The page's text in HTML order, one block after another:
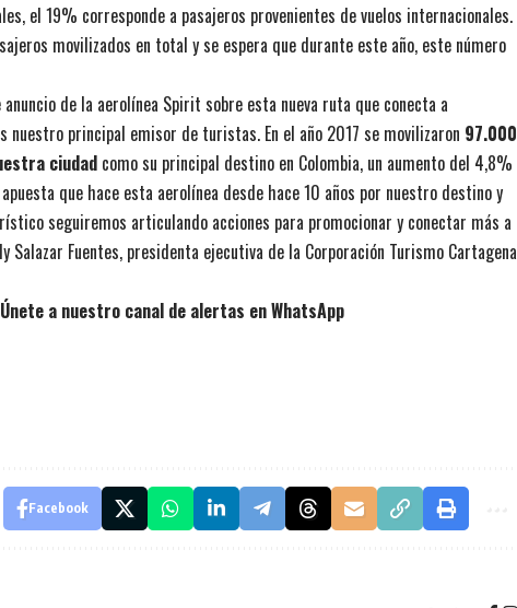
el 19% corresponde a pasajeros provenientes de vuelos internacionales.
movilizados en total y se espera que durante este año, este número
de la aerolínea Spirit sobre esta nueva ruta que conecta a
nuestro principal emisor de turistas. En el año 2017 se movilizaron 97.000
ciudad como su principal destino en Colombia, un aumento del 4,8%
que hace esta aerolínea desde hace 10 años por nuestro destino y
seguiremos articulando acciones para promocionar y conectar más a
Salazar Fuentes, presidenta ejecutiva de la Corporación Turismo Cartagena
Únete a nuestro canal de alertas en WhatsApp
Facebook